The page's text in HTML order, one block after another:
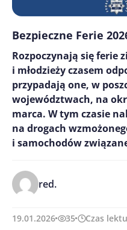
Bezpieczne Ferie
Rozpoczynają się ferie
i młodzieży czasem
przypadają one, w
województwach, na
marca. W tym czasie
na drogach
i samochodów
red.
19.01.2026 35 Czas